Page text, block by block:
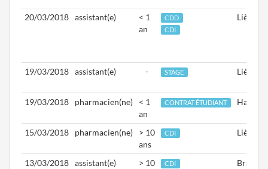
20/03/2018 assistant(e)
< 1
an
CDD
CDI
Liège
19/03/2018 assistant(e) - STAGE Liège
19/03/2018 pharmacien(ne)
< 1
an
CONTRAT ÉTUDIANT Hainaut
15/03/2018 pharmacien(ne)
> 10
ans
CDI Liège
13/03/2018 assistant(e)
> 10
CDI
Brabant